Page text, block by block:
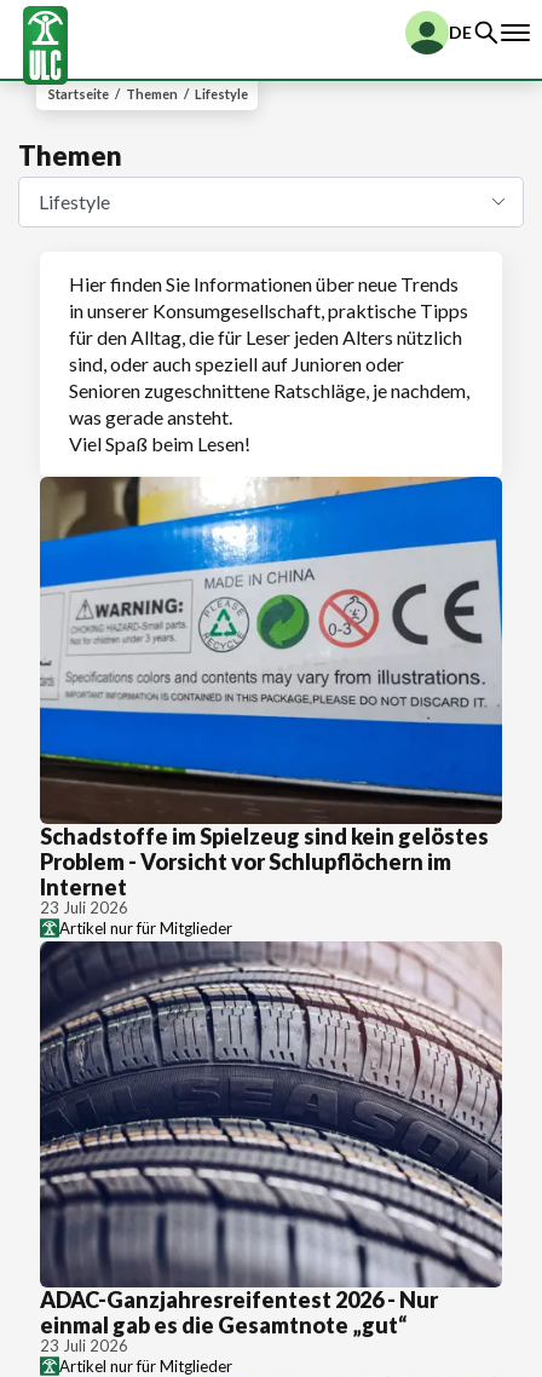
DE
Startseite / Themen / Lifestyle
Themen
Hier finden Sie Informationen über neue Trends
in unserer Konsumgesellschaft, praktische Tipps
für den Alltag, die für Leser jeden Alters nützlich
sind, oder auch speziell auf Junioren oder
Senioren zugeschnittene Ratschläge, je nachdem,
was gerade ansteht.
Viel Spaß beim Lesen!
Schadstoffe im Spielzeug sind kein gelöstes
Problem - Vorsicht vor Schlupflöchern im
Internet
23 Juli 2026
Artikel nur für Mitglieder
ADAC-Ganzjahresreifentest 2026 - Nur
einmal gab es die Gesamtnote „gut“
23 Juli 2026
Artikel nur für Mitglieder